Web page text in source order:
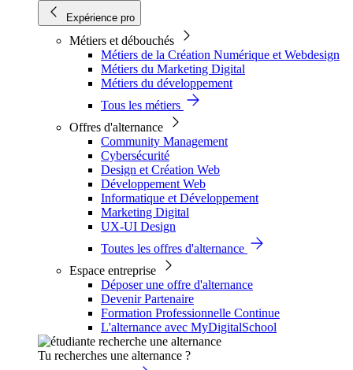
Expérience pro
Métiers et débouchés
Métiers de la Création Numérique et Webdesign
Métiers du Marketing Digital
Métiers du développement
Tous les métiers
Offres d'alternance
Community Management
Cybersécurité
Design et Création Web
Développement Web
Informatique et Développement
Marketing Digital
UX-UI Design
Toutes les offres d'alternance
Espace entreprise
Déposer une offre d'alternance
Devenir Partenaire
Formation Professionnelle Continue
L'alternance avec MyDigitalSchool
Tu recherches une alternance ?